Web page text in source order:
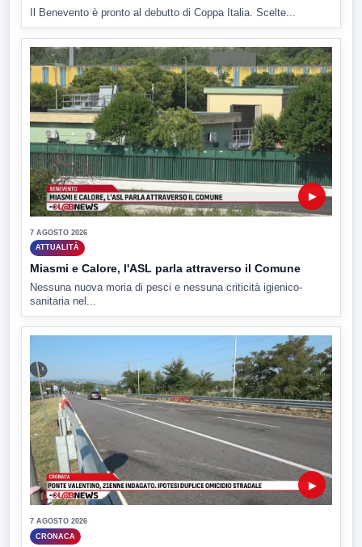
Il Benevento è pronto al debutto di Coppa Italia. Scelte...
▶
7 AGOSTO 2026
ATTUALITÀ
Miasmi e Calore, l'ASL parla attraverso il Comune
Nessuna nuova moria di pesci e nessuna criticità igienico-
sanitaria nel...
▶
7 AGOSTO 2026
CRONACA